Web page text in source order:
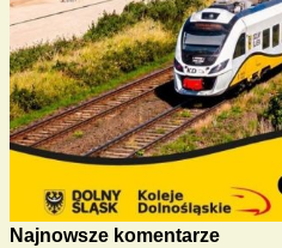
Najnowsze komentarze